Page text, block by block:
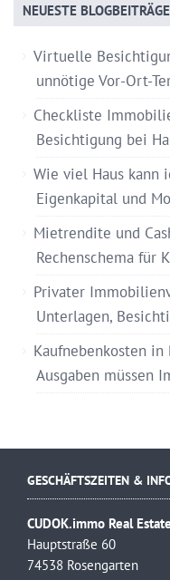
NEUESTE BLOGBEITRÄGE
Virtuelle
unnötige Vor-Ort-
Checkliste
Besichtigung bei
Wie viel Haus kann
Eigenkapital und
Mietrendite und
Rechenschema für
Privater
Unterlagen,
Kaufnebenkosten
Ausgaben müssen
GESCHÄFTSZEITEN &
CUDOK.immo Real
Hauptstraße 60
74538 Rosengarten